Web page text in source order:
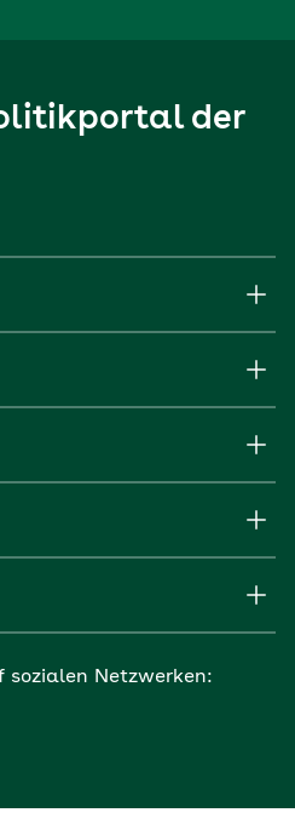
der
sozialen Netzwerken: